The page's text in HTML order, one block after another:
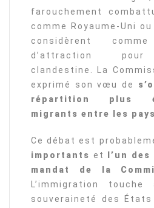
farouchement
comme Royaume-Uni
considèrent
d’attraction pour
clandestine. La
exprimé son vœu de
répartition plus
migrants entre les
Ce débat est
importants et
l’un
mandat de la
L’immigration
souveraineté des